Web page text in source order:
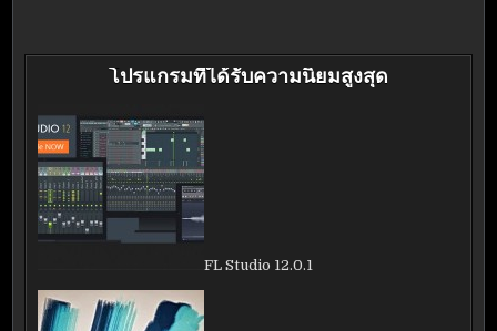
โปรแกรมที่ได้รับความนิยมสูงสุด
FL Studio 12.0.1